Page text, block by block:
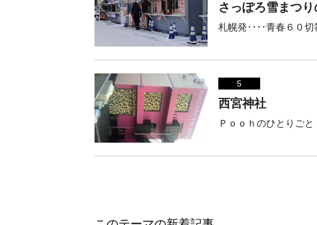
さっぽろ雪まつ
札幌発････青春６０切
5
西宮神社
Ｐｏｏｈのひとりごと